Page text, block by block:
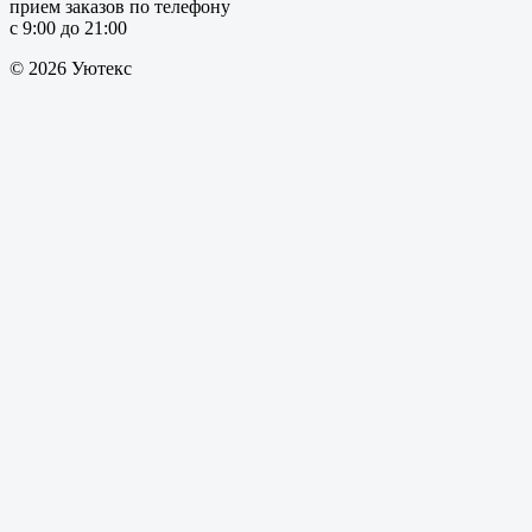
прием заказов по телефону
с 9:00 до 21:00
© 2026 Уютекс